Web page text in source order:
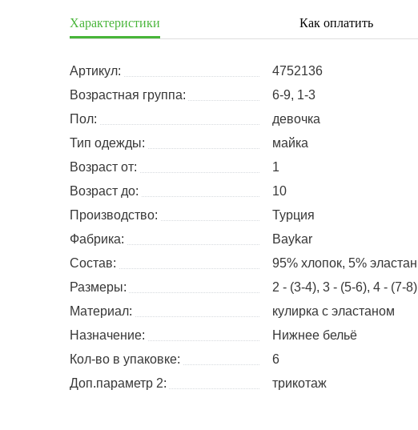
Характеристики Как оплатить
Артикул:
4752136
Возрастная группа:
6-9, 1-3
Пол:
девочка
Тип одежды:
майка
Возраст от:
1
Возраст до:
10
Производство:
Турция
Фабрика:
Baykar
Состав:
95% хлопок, 5% эластан
Размеры:
2 - (3-4) 3 - (5-6) 4 - (7-8)
Материал:
кулирка с эластаном
Назначение:
Нижнее бельё
Кол-во в упаковке:
6
Доп.параметр 2:
трикотаж